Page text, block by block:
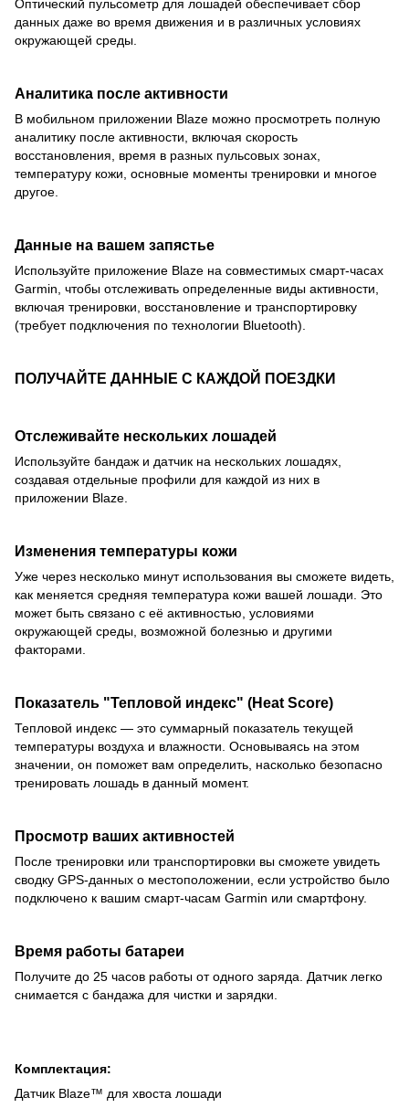
Оптический пульсометр для лошадей обеспечивает сбор
данных даже во время движения и в различных условиях
окружающей среды.
Аналитика после активности
В мобильном приложении Blaze можно просмотреть полную
аналитику после активности, включая скорость
восстановления, время в разных пульсовых зонах,
температуру кожи, основные моменты тренировки и многое
другое.
Данные на вашем запястье
Используйте приложение Blaze на совместимых смарт-часах
Garmin, чтобы отслеживать определенные виды активности,
включая тренировки, восстановление и транспортировку
(требует подключения по технологии Bluetooth).
ПОЛУЧАЙТЕ ДАННЫЕ С КАЖДОЙ ПОЕЗДКИ
Отслеживайте нескольких лошадей
Используйте бандаж и датчик на нескольких лошадях,
создавая отдельные профили для каждой из них в
приложении Blaze.
Изменения температуры кожи
Уже через несколько минут использования вы сможете видеть,
как меняется средняя температура кожи вашей лошади. Это
может быть связано с её активностью, условиями
окружающей среды, возможной болезнью и другими
факторами.
Показатель "Тепловой индекс" (Heat Score)
Тепловой индекс — это суммарный показатель текущей
температуры воздуха и влажности. Основываясь на этом
значении, он поможет вам определить, насколько безопасно
тренировать лошадь в данный момент.
Просмотр ваших активностей
После тренировки или транспортировки вы сможете увидеть
сводку GPS-данных о местоположении, если устройство было
подключено к вашим смарт-часам Garmin или смартфону.
Время работы батареи
Получите до 25 часов работы от одного заряда. Датчик легко
снимается с бандажа для чистки и зарядки.
Комплектация:
Датчик Blaze™ для хвоста лошади